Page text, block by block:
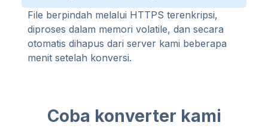
File berpindah melalui HTTPS terenkripsi,
diproses dalam memori volatile, dan secara
otomatis dihapus dari server kami beberapa
menit setelah konversi.
Coba konverter kami